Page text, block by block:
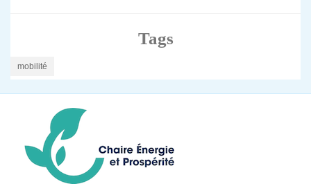
Tags
mobilité